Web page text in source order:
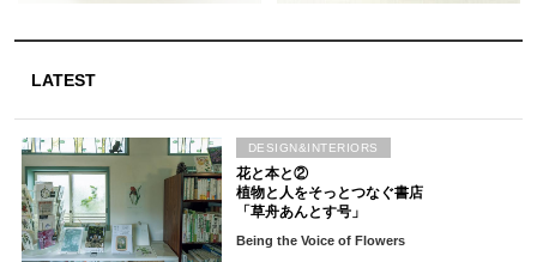
LATEST
花と本と②
植物と人をそっとつなぐ書店
「草舟あんとす号」
Being the Voice of Flowers
DESIGN&INTERIORS